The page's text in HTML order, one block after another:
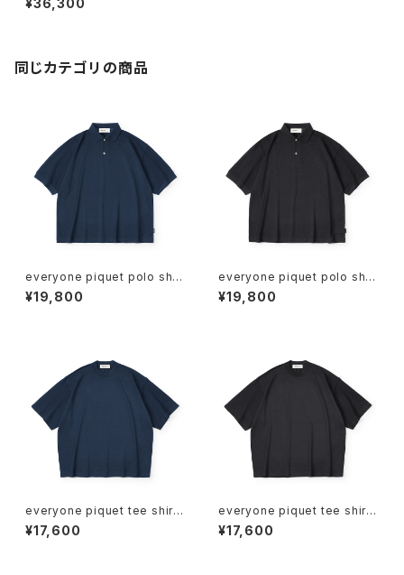
¥36,300
同じカテゴリの商品
everyone piquet polo shirt
(NAVY)
¥19,800
everyone piquet polo shirt
(BLACK)
¥19,800
everyone piquet tee shirt
(NAVY)
¥17,600
everyone piquet tee shirt
(BLACK)
¥17,600